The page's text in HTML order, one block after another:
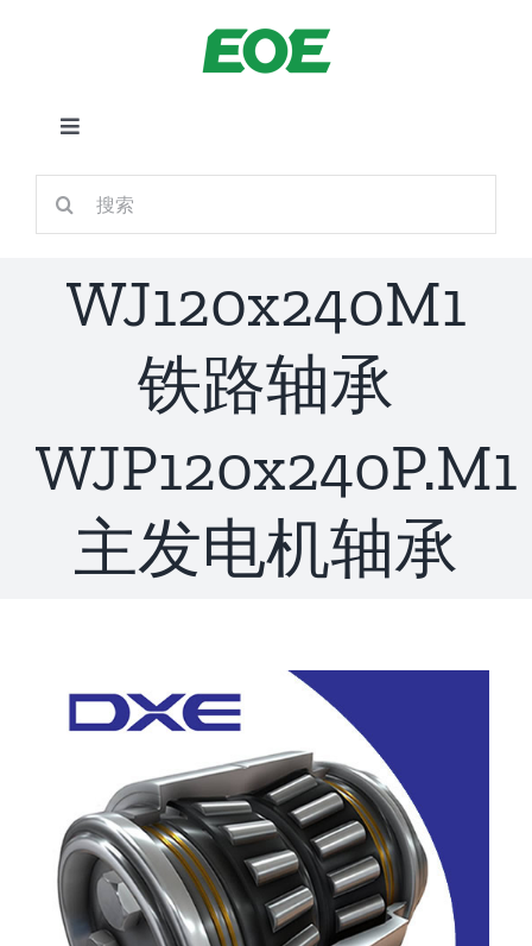
切
换
导
航
首页
WJ120x240M1
铁路轴承
WJP120x240P.M1
主发电机轴承